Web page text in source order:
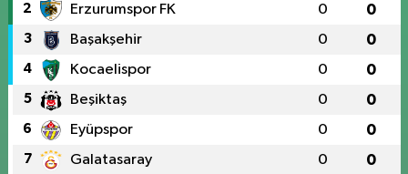
2 Erzurumspor FK 0 0
3 Başakşehir 0 0
4 Kocaelispor 0 0
5 Beşiktaş 0 0
6 Eyüpspor 0 0
7 Galatasaray 0 0